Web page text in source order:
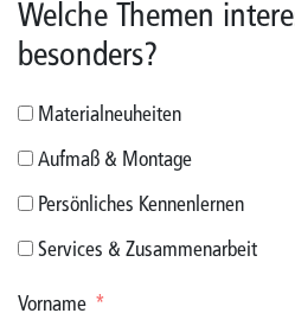
Welche Themen
besonders?
Materialneuheiten
Aufmaß & Montage
Persönliches Kennenlernen
Services & Zusammenarbeit
Vorname